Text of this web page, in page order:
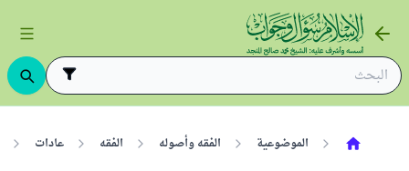
الموضوعية الفقه وأصوله الفقه عادات